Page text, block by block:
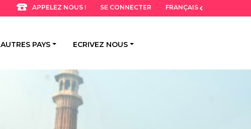
APPELEZ NOUS ! SE CONNECTER FRANÇAIS
AUTRES PAYS ECRIVEZ NOUS